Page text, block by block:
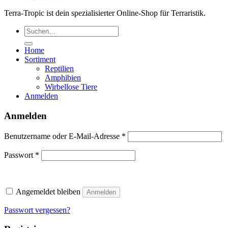
Terra-Tropic ist dein spezialisierter Online-Shop für Terraristik.
Suchen
nach:
Home
Sortiment
Reptilien
Amphibien
Wirbellose Tiere
Anmelden
Anmelden
Benutzername oder E-Mail-Adresse *
Passwort *
Angemeldet bleiben Anmelden
Passwort vergessen?